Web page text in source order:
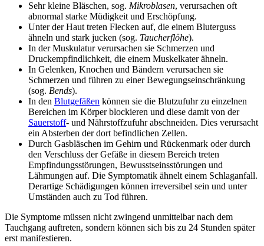
Sehr kleine Bläschen, sog. Mikroblasen, verursachen oft
abnormal starke Müdigkeit und Erschöpfung.
Unter der Haut treten Flecken auf, die einem Bluterguss
ähneln und stark jucken (sog. Taucherflöhe).
In der Muskulatur verursachen sie Schmerzen und
Druckempfindlichkeit, die einem Muskelkater ähneln.
In Gelenken, Knochen und Bändern verursachen sie
Schmerzen und führen zu einer Bewegungseinschränkung
(sog. Bends).
In den Blutgefäßen können sie die Blutzufuhr zu einzelnen
Bereichen im Körper blockieren und diese damit von der
Sauerstoff- und Nährstoffzufuhr abschneiden. Dies verursacht
ein Absterben der dort befindlichen Zellen.
Durch Gasbläschen im Gehirn und Rückenmark oder durch
den Verschluss der Gefäße in diesem Bereich treten
Empfindungsstörungen, Bewusstseinsstörungen und
Lähmungen auf. Die Symptomatik ähnelt einem Schlaganfall.
Derartige Schädigungen können irreversibel sein und unter
Umständen auch zu Tod führen.
Die Symptome müssen nicht zwingend unmittelbar nach dem
Tauchgang auftreten, sondern können sich bis zu 24 Stunden später
erst manifestieren.